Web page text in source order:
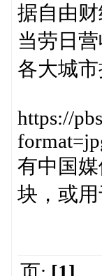
据自由
当劳日
各大城市
https://
有中国
块，或用